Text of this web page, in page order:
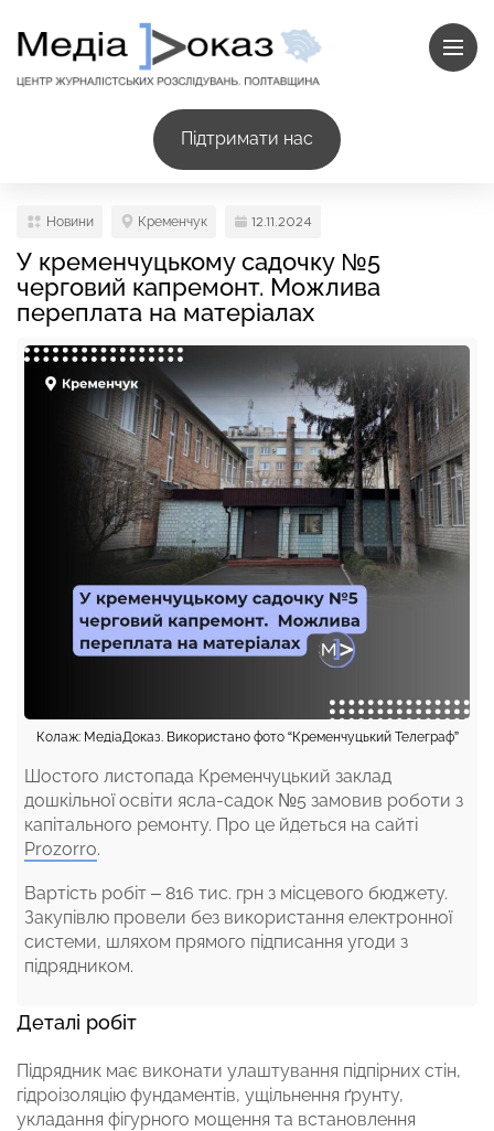
Підтримати нас
Новини Кременчук 12.11.2024
У кременчуцькому садочку №5
черговий капремонт. Можлива
переплата на матеріалах
Колаж: МедіаДоказ. Використано фото “Кременчуцький Телеграф”
Шостого листопада Кременчуцький заклад
дошкільної освіти ясла-садок №5 замовив роботи з
капітального ремонту. Про це йдеться на сайті
Prozorro.
Вартість робіт – 816 тис. грн з місцевого бюджету.
Закупівлю провели без використання електронної
системи, шляхом прямого підписання угоди з
підрядником.
Деталі робіт
Підрядник має виконати улаштування підпірних стін,
гідроізоляцію фундаментів, ущільнення ґрунту,
укладання фігурного мощення та встановлення